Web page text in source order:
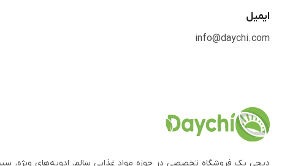
ایمیل
info@daychi.com
دیچی یک فروشگاه تخصصی در حوزه مواد غذایی سالم، ادویه‌های ویژه،